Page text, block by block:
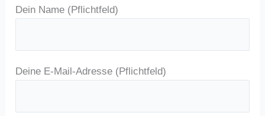
Dein Name (Pflichtfeld)
Deine E-Mail-Adresse (Pflichtfeld)